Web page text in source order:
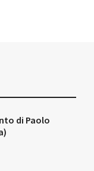
di Paolo